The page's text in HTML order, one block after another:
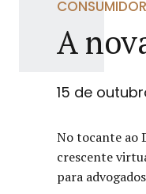
CONSUMIDOR
A
15 de
No tocante ao
crescente
para